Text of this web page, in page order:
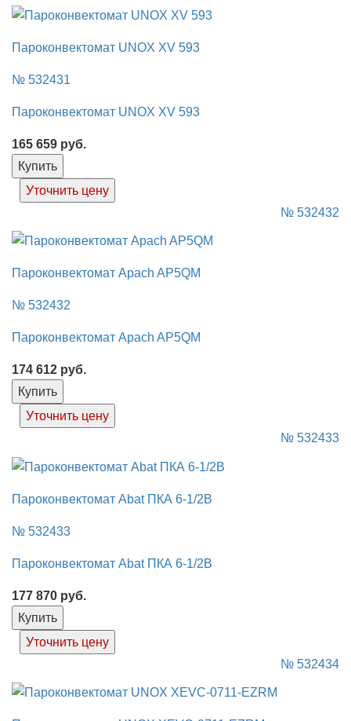
Пароконвектомат UNOX XV 593
№ 532431
Пароконвектомат UNOX XV 593
165 659 руб.
Купить
Уточнить цену
№ 532432
Пароконвектомат Apach AP5QM
№ 532432
Пароконвектомат Apach AP5QM
174 612 руб.
Купить
Уточнить цену
№ 532433
Пароконвектомат Abat ПКА 6-1/2В
№ 532433
Пароконвектомат Abat ПКА 6-1/2В
177 870 руб.
Купить
Уточнить цену
№ 532434